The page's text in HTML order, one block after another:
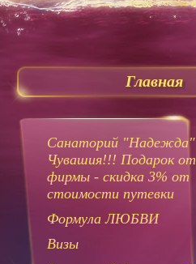
Главная
Санаторий "Надежда"
Чувашия!!! Подарок от
фирмы - скидка 3% от
стоимости путевки
Формула ЛЮБВИ
Визы